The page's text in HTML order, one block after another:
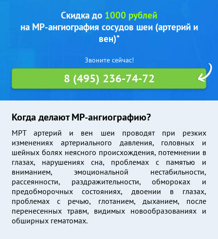
Когда делают МР-ангиографию?
МРТ артерий и вен шеи проводят при резких
изменениях артериального давления, головных и
шейных болях неясного происхождения, потемнении в
глазах, нарушениях сна, проблемах с памятью и
вниманием, эмоциональной нестабильности,
рассеянности, раздражительности, обмороках и
предобморочных состояниях, двоении в глазах,
проблемах с речью, глотанием, дыханием, после
перенесенных травм, видимых новообразованиях и
обширных гематомах.
Скидка до 1000 рублей
на МР-ангиография сосудов шеи (артерий и
вен)*
Звоните сейчас!
8 (495) 236-74-72